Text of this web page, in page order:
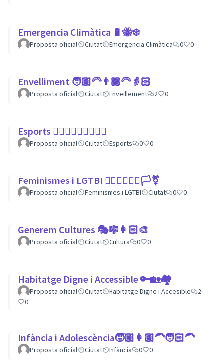
Emergencia Climàtica 🔋🐝❄️
Proposta oficial Ciutat Emergencia Climàtica 0 0
Envelliment 🧑🏽‍🦳👨🏿‍🦳👵🏻
Proposta oficial Ciutat Enveillement 2 0
Esports 🏃🏾‍♀⛹🏼‍♀🏄🏼‍♂
Proposta oficial Ciutat Esports 0 0
Feminismes i LGTBI 💁🏽‍♀👩‍❤️‍👩🏳️‍⚧️
Proposta oficial Feminismes i LGTBI Ciutat 0 0
Generem Cultures 🎭🎼👩🏻‍🎨
Proposta oficial Ciutat Cultura 0 0
Habitatge Digne i Accessible 🔑🏡🏘
Proposta oficial Ciutat Habitatge Digne i Accesible
2
0
Infància i Adolescència🧒🏼👩🏽‍🦱🧑🏻‍🦱
Proposta oficial Ciutat Infància 0 0